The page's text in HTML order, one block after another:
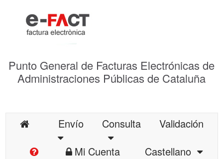
Punto General de Facturas Electrónicas de
Administraciones Públicas de Cataluña
Envío Consulta
Validación
Mi Cuenta
Castellano